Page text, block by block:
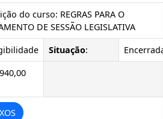
do curso: REGRAS PARA O
DE SESSÃO LEGISLATIVA
Situação: